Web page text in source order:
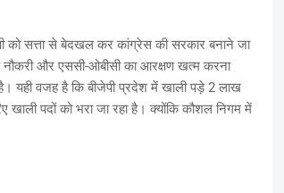
को सत्ता से बेदखल कर कांग्रेस की सरकार बनाने जा
नौकरी और एससी-ओबीसी का आरक्षण खत्म करना
है। यही वजह है कि बीजेपी प्रदेश में खाली पड़े 2 लाख
पदों को भरा जा रहा है। क्योंकि कौशल निगम में